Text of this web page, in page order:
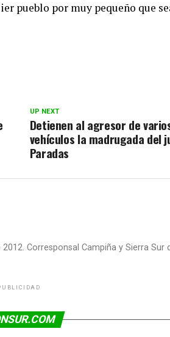
pueblo por muy pequeño que
UP NEXT
Detienen al agresor de
vehículos la madrugada del
Paradas
Corresponsal Campiña y Sierra Sur